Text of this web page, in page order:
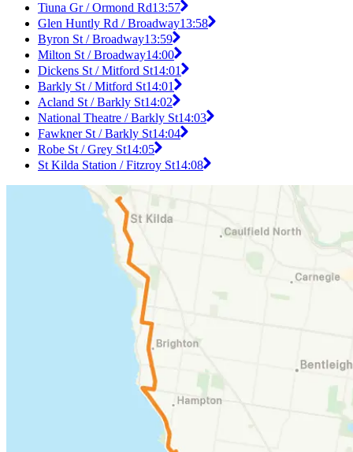
Tiuna Gr / Ormond Rd13:57
Glen Huntly Rd / Broadway13:58
Byron St / Broadway13:59
Milton St / Broadway14:00
Dickens St / Mitford St14:01
Barkly St / Mitford St14:01
Acland St / Barkly St14:02
National Theatre / Barkly St14:03
Fawkner St / Barkly St14:04
Robe St / Grey St14:05
St Kilda Station / Fitzroy St14:08